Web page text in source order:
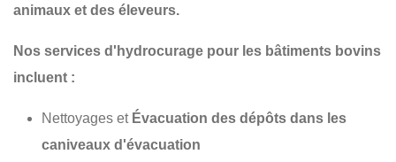
animaux et des éleveurs.
Nos services d'hydrocurage pour les bâtiments bovins
incluent :
Nettoyages et Évacuation des dépôts dans les
caniveaux d'évacuation